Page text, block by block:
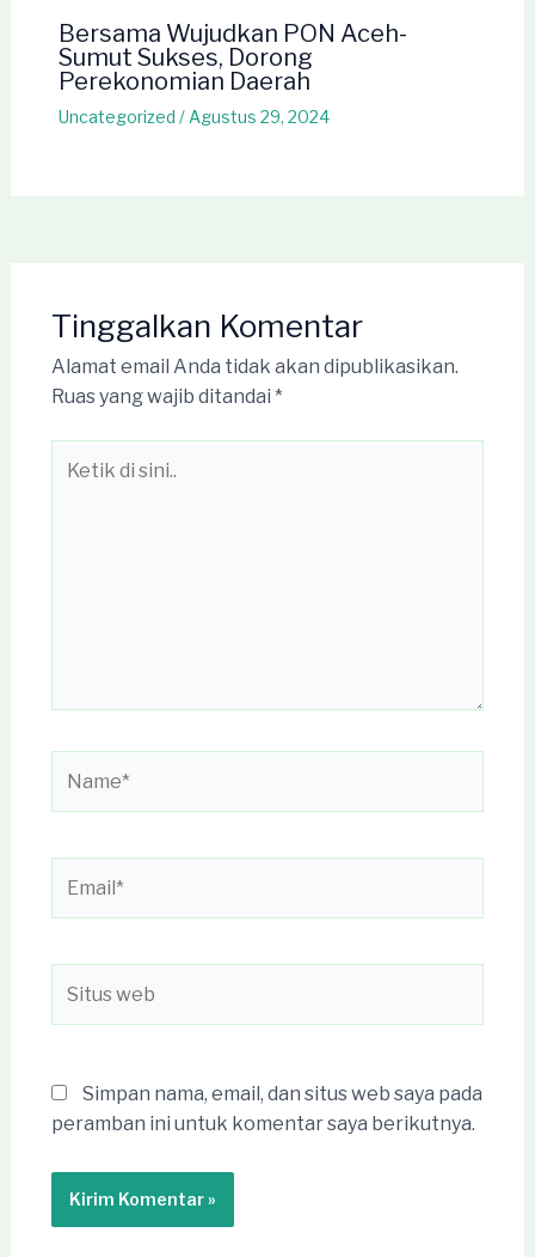
Bersama Wujudkan PON Aceh-
Sumut Sukses, Dorong
Perekonomian Daerah
Uncategorized / Agustus 29, 2024
Tinggalkan Komentar
Alamat email Anda tidak akan dipublikasikan.
Ruas yang wajib ditandai *
web
Simpan nama, email, dan situs web saya pada
peramban ini untuk komentar saya berikutnya.